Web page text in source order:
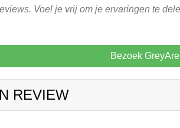
Voel je vrij om je ervaringen te
Bezoek
REVIEW